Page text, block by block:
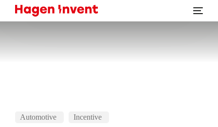
Automotive Incentive